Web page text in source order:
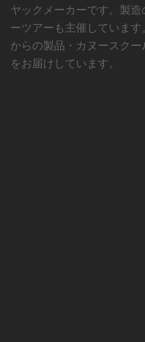
ヤックメーカーです。製
ーツアーも主催していま
からの製品・カヌースク
をお届けしています。